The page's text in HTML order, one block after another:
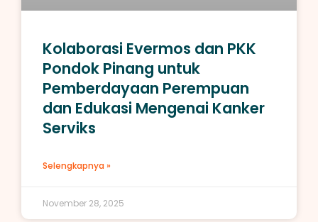
Kolaborasi Evermos dan PKK
Pondok Pinang untuk
Pemberdayaan Perempuan
dan Edukasi Mengenai Kanker
Serviks
Selengkapnya »
November 28, 2025